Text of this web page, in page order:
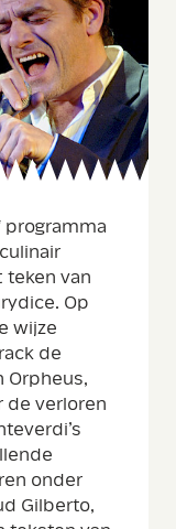
programma
teken van
Op
wijze
de
Orpheus,
de verloren
onder
Gilberto,